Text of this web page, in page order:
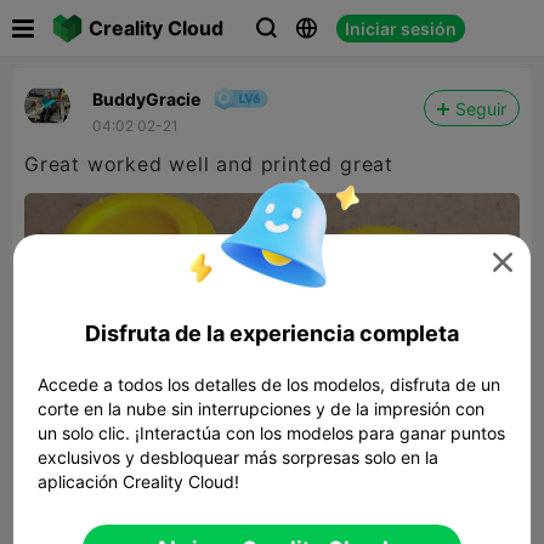
Creality Cloud   Iniciar sesión
BuddyGracie
04:02 02-21
Seguir
Great worked well and printed great

Disfruta de la experiencia completa
Accede a todos los detalles de los modelos, disfruta de un
corte en la nube sin interrupciones y de la impresión con
un solo clic. ¡Interactúa con los modelos para ganar puntos
exclusivos y desbloquear más sorpresas solo en la
aplicación Creality Cloud!